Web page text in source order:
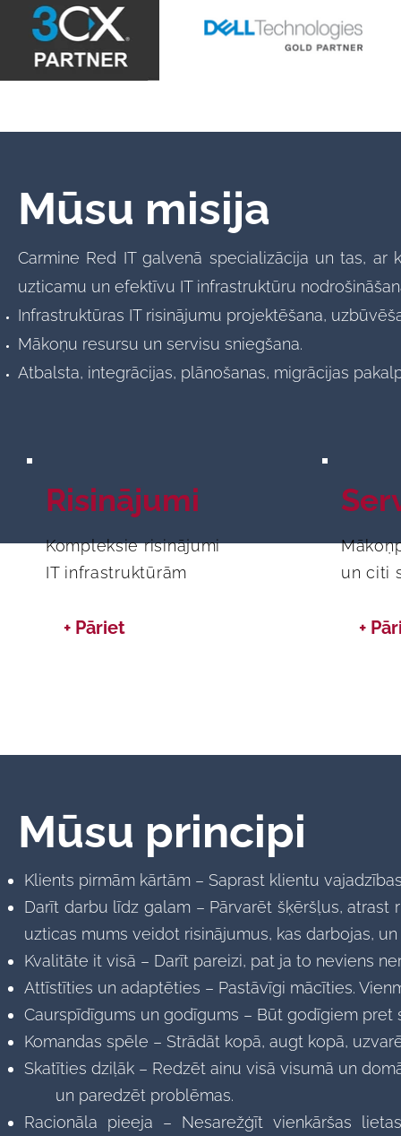
Mūsu misija
Carmine Red IT galvenā specializācija un tas,
uzticamu un efektīvu IT infrastruktūru
Infrastruktūras IT risinājumu projektēšana,
Mākoņu resursu un servisu sniegšana.
Atbalsta, integrācijas, plānošanas, migrācijas
Risinājumi
Kompleksie risinājumi
IT infrastruktūrām
+ Pāriet
un citi
+
Mūsu principi
Klients pirmām kārtām – Saprast klientu
Darīt darbu līdz galam – Pārvarēt šķēršļus,
uzticas mums veidot risinājumus, kas darbojas,
Kvalitāte it visā – Darīt pareizi, pat ja to neviens
Attīstīties un adaptēties – Pastāvīgi mācīties.
Caurspīdīgums un godīgums – Būt godīgiem
Komandas spēle – Strādāt kopā, augt kopā,
Skatīties dziļāk – Redzēt ainu visā visumā un
un paredzēt problēmas.
Racionāla pieeja – Nesarežģīt vienkāršas